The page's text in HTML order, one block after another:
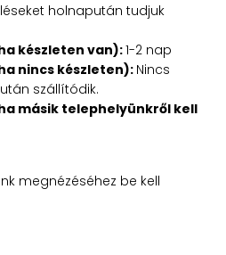
holnapután tudjuk
készleten van):1-2 nap
nincs készleten): Nincs
szállítódik.
másik telephelyünkről kell
megnézéséhez be kell